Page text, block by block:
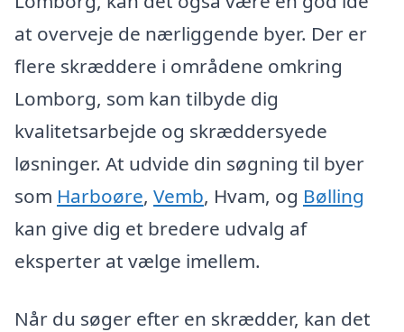
at overveje de nærliggende byer. Der er
flere skræddere i områdene omkring
Lomborg, som kan tilbyde dig
kvalitetsarbejde og skræddersyede
løsninger. At udvide din søgning til byer
som Harboøre, Vemb, Hvam, og Bølling
kan give dig et bredere udvalg af
eksperter at vælge imellem.
Når du søger efter en skrædder, kan det